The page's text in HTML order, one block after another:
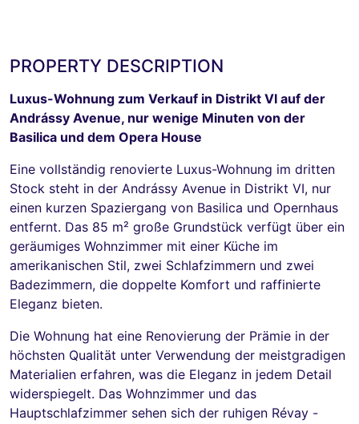
PROPERTY DESCRIPTION
Luxus-Wohnung zum Verkauf in Distrikt VI auf der
Andrássy Avenue, nur wenige Minuten von der
Basilica und dem Opera House
Eine vollständig renovierte Luxus-Wohnung im dritten
Stock steht in der Andrássy Avenue in Distrikt VI, nur
einen kurzen Spaziergang von Basilica und Opernhaus
entfernt. Das 85 m² große Grundstück verfügt über ein
geräumiges Wohnzimmer mit einer Küche im
amerikanischen Stil, zwei Schlafzimmern und zwei
Badezimmern, die doppelte Komfort und raffinierte
Eleganz bieten.
Die Wohnung hat eine Renovierung der Prämie in der
höchsten Qualität unter Verwendung der meistgradigen
Materialien erfahren, was die Eleganz in jedem Detail
widerspiegelt. Das Wohnzimmer und das
Hauptschlafzimmer sehen sich der ruhigen Révay -